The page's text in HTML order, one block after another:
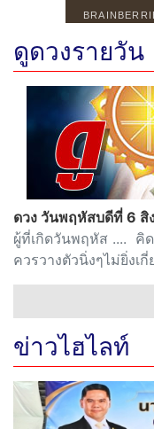
ดูดวงรายวัน
ดวง วันพฤหัสบดีที่ 6
ผู้ที่เกิดวันพฤหัส .... คิ
ควรวางตัวนิ่งๆไม่ยิ่งเ
ข่าวไฮไลท์
“วราวุธ” จับมือ “